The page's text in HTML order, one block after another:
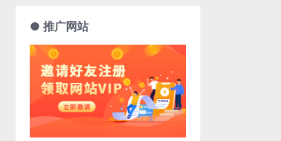
● 推广网站